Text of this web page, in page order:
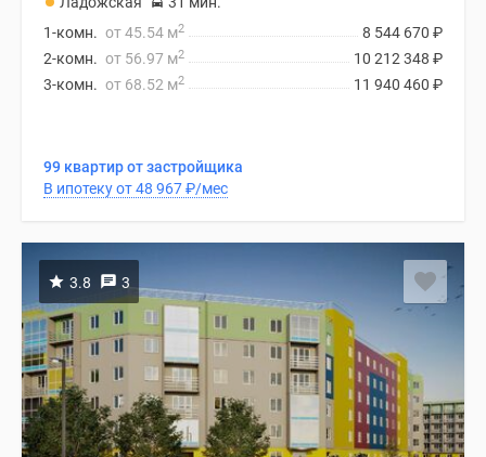
8 544 670 ₽
1-комн. от 45.54 м2
10 212 348 ₽
2-комн. от 56.97 м2
11 940 460 ₽
3-комн. от 68.52 м2
99 квартир от застройщика
В ипотеку от 48 967₽/мес
3.8 3